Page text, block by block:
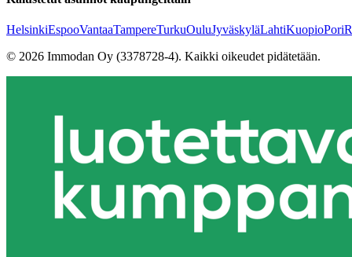
HelsinkiEspooVantaaTampereTurkuOuluJyväskyläLahtiKuopioPori
© 2026 Immodan Oy (3378728-4). Kaikki oikeudet pidätetään.